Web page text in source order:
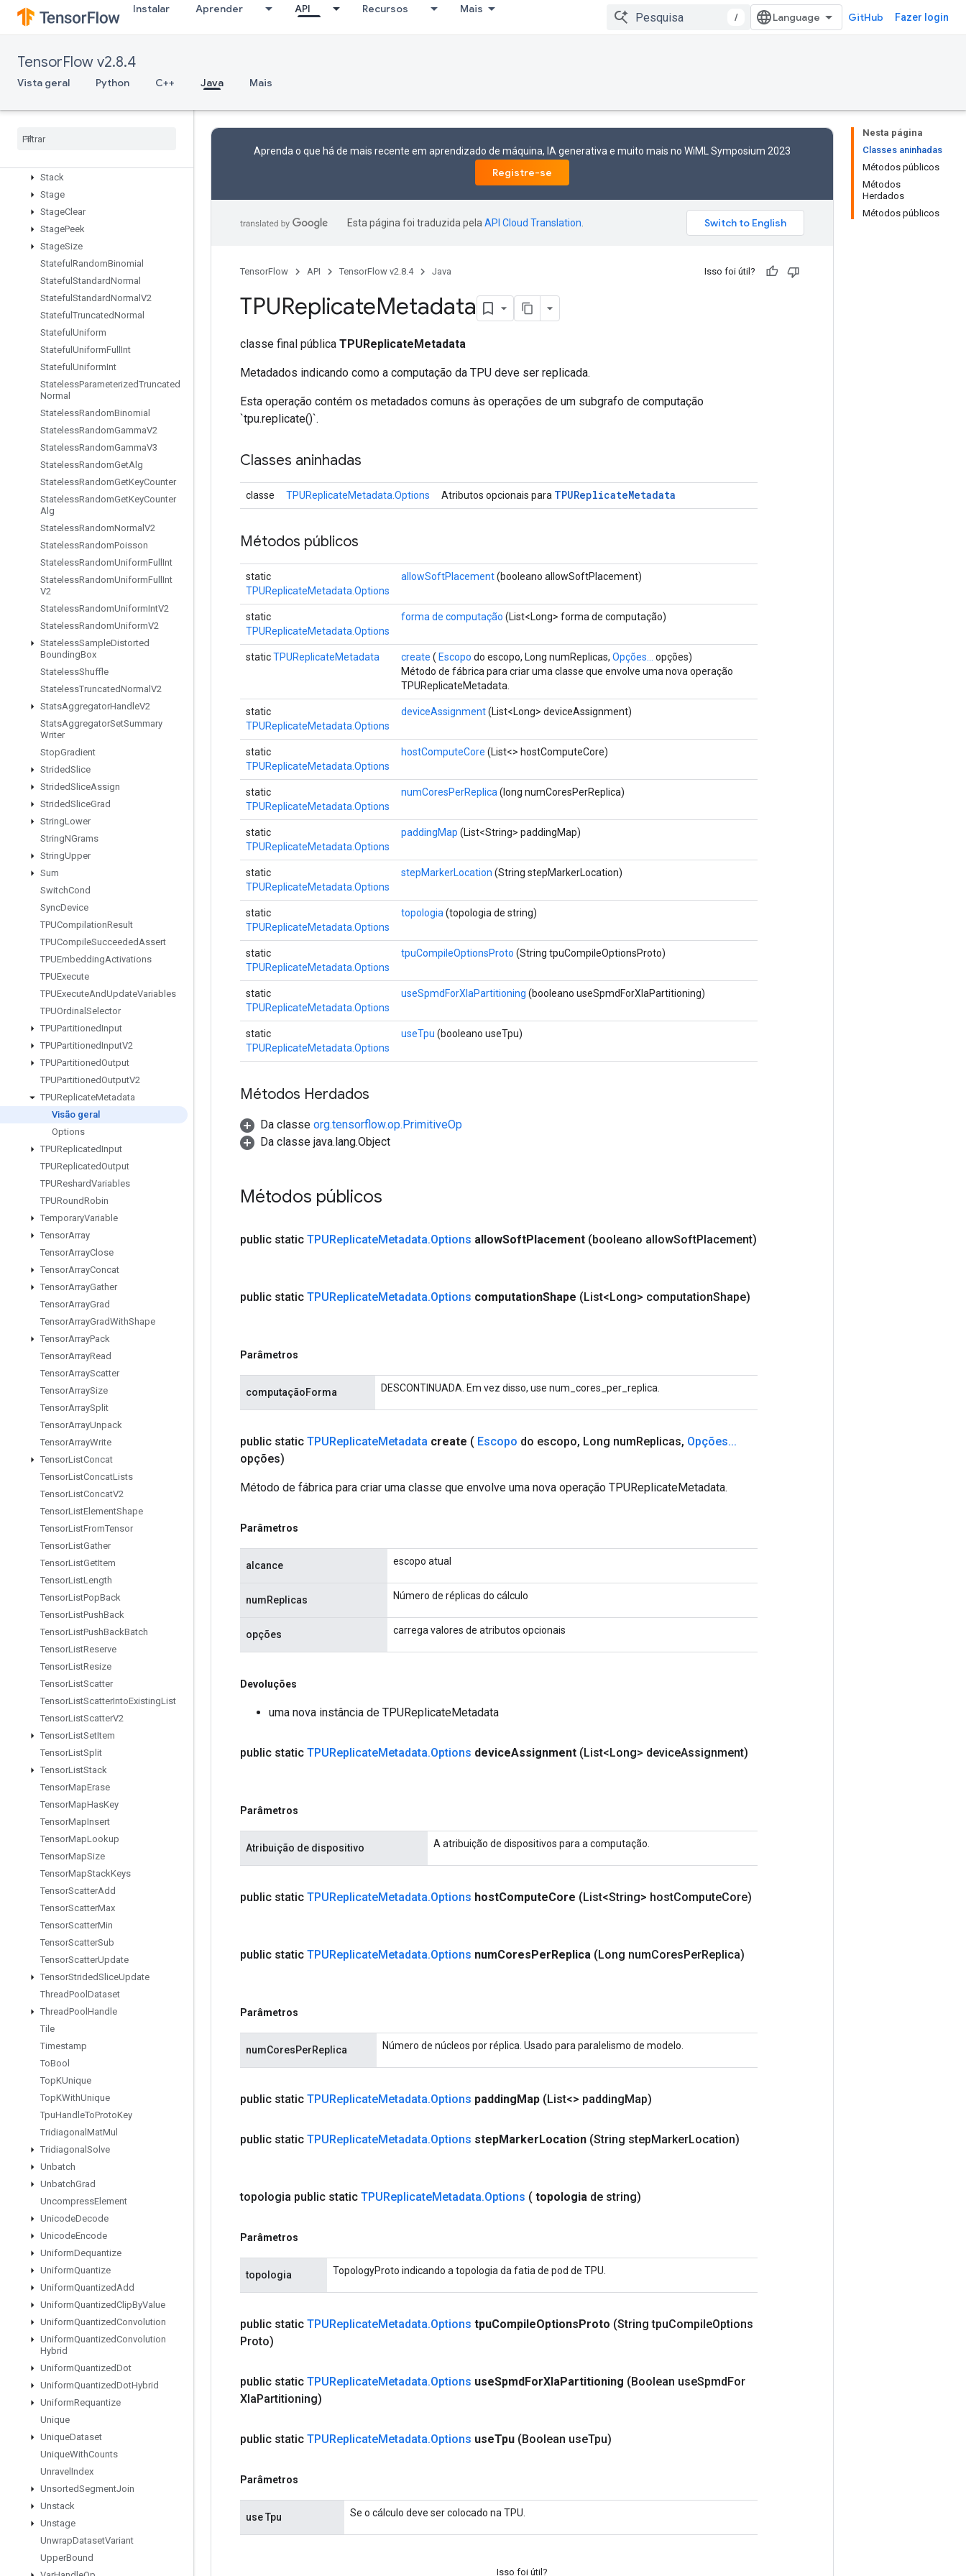
Instalar Aprender API Recursos Mais
/ GitHub Fazer login
TensorFlow v2.8.4
Vista geral Python C++ Java Mais
SparseMatrixSparseMatMul
SparseMatrixTranspose
SparseSegmentSumGrad
Spence
Split
Split
Stack
Stage
StageClear
StagePeek
StageSize
Stateful RandomBinomial
Stateful StandardNormal
Stateful StandardNormal V2
Stateful TruncatedNormal
Stateful Uniform
Stateful UniformFull Int
Stateful UniformInt
StatelessParameterizedTruncated
Normal
StatelessRandomBinomial
StatelessRandomGammaV2
StatelessRandomGammaV3
StatelessRandomGetAlg
StatelessRandomGetKeyCounter
StatelessRandomGetKeyCounter
Alg
StatelessRandomNormal V2
StatelessRandomPoisson
StatelessRandomUniformFull Int
StatelessRandomUniformFull Int
V2
StatelessRandomUniformIntV2
StatelessRandomUniformV2
StatelessSampleDistorted
BoundingBox
StatelessShuffle
StatelessTruncatedNormal V2
StatsAggregatorHandleV2
StatsAggregatorSetSummary
Writer
StopGradient
StridedSlice
StridedSliceAssign
StridedSliceGrad
StringLower
StringNGrams
StringUpper
Sum
SwitchCond
SyncDevice
TPUCompilationResult
TPUCompileSucceededAssert
TPUEmbeddingActivations
TPUExecute
TPUExecuteAndUpdateVariables
TPUOrdinal Selector
TPUPartitionedInput
TPUPartitionedInputV2
TPUPartitionedOutput
TPUPartitionedOutputV2
TPUReplicateMetadata
Visão geral
Options
TPUReplicatedInput
TPUReplicatedOutput
TPUReshardVariables
TPURoundRobin
TemporaryVariable
TensorArray
TensorArrayClose
TensorArrayConcat
TensorArrayGather
TensorArrayGrad
TensorArrayGradWithShape
TensorArrayPack
TensorArrayRead
TensorArrayScatter
TensorArraySize
TensorArraySplit
TensorArrayUnpack
TensorArrayWrite
TensorListConcat
TensorListConcatLists
TensorListConcatV2
TensorListElementShape
TensorListFromTensor
TensorListGather
TensorListGetItem
TensorListLength
TensorListPopBack
TensorListPushBack
TensorListPushBackBatch
TensorListReserve
TensorListResize
TensorListScatter
TensorListScatterIntoExistingList
TensorListScatterV2
TensorListSetItem
TensorListSplit
TensorListStack
TensorMapErase
TensorMapHasKey
TensorMapInsert
TensorMapLookup
TensorMapSize
TensorMapStackKeys
TensorScatterAdd
TensorScatterMax
TensorScatterMin
TensorScatterSub
TensorScatterUpdate
TensorStridedSliceUpdate
ThreadPool Dataset
ThreadPool Handle
Tile
Timestamp
ToBool
TopKUnique
TopKWithUnique
TpuHandleToProtoKey
Tridiagonal MatMul
Tridiagonal Solve
Unbatch
UnbatchGrad
UncompressElement
UnicodeDecode
UnicodeEncode
UniformDequantize
UniformQuantize
UniformQuantizedAdd
UniformQuantizedClipByValue
UniformQuantizedConvolution
UniformQuantizedConvolution
Hybrid
UniformQuantizedDot
UniformQuantizedDotHybrid
UniformRequantize
Unique
UniqueDataset
UniqueWithCounts
Unravel Index
UnsortedSegmentJoin
Unstack
Unstage
UnwrapDatasetVariant
UpperBound
Nesta página
Classes aninhadas
Métodos públicos
Métodos
Herdados
Métodos públicos
Aprenda o que há de mais recente em aprendizado de máquina, IA generativa e muito mais no WiML Symposium 2023
Registre-se
Esta página foi traduzida pela API Cloud Translation
TensorFlow API TensorFlow v2.8.4 Java Isso foi útil?
TPUReplicateMetadata
classe final pública TPUReplicateMetadata
Metadados indicando como a computação da TPU deve ser replicada.
Esta operação contém os metadados comuns às operações de um subgrafo de computação
`tpu.replicate()`.
Classes aninhadas
classe TPUReplicateMetadata.Options Atributos opcionais para TPUReplicateMetadata
Métodos públicos
static
TPUReplicateMetadata.Options
allowSoftPlacement(booleano allowSoftPlacement)
static
TPUReplicateMetadata.Options
forma de computação (List<Long> forma de computação)
staticTPUReplicateMetadata create ( Escopo do escopo, Long numReplicas, Opções...
opções)
Método de fábrica para criar uma classe que envolve uma nova operação
TPUReplicateMetadata.
static
TPUReplicateMetadata.Options
deviceAssignment(List<Long> deviceAssignment)
static
TPUReplicateMetadata.Options
hostComputeCore (List<> hostComputeCore)
static
TPUReplicateMetadata.Options
numCoresPerReplica (long numCoresPerReplica)
static
TPUReplicateMetadata.Options
paddingMap (List<String> paddingMap)
static
TPUReplicateMetadata.Options
stepMarkerLocation (String stepMarkerLocation)
static
TPUReplicateMetadata.Options
topologia (topologia de string)
static
TPUReplicateMetadata.Options
tpuCompileOptionsProto (String tpuCompileOptionsProto)
static
TPUReplicateMetadata.Options
useSpmdForXlaPartitioning (booleano useSpmdForXlaPartitioning)
static
TPUReplicateMetadata.Options
useTpu (booleano useTpu)
Métodos Herdados
Da classe org.tensorflow.op.PrimitiveOp
Da classe java.lang.Object
Métodos públicos
public static TPUReplicateMetadata.Options allowSoftPlacement (booleano allowSoftPlacement)
public static TPUReplicateMetadata.Options computationShape (List<Long> computationShape)
Parâmetros
computaçãoForma DESCONTINUADA. Em vez disso, use num_cores_per_replica.
public static TPUReplicateMetadata create ( Escopo do escopo, Long numReplicas, Opções...
opções)
Método de fábrica para criar uma classe que envolve uma nova operação TPUReplicateMetadata.
Parâmetros
alcance escopo atual
numReplicas Número de réplicas do cálculo
opções carrega valores de atributos opcionais
Devoluções
uma nova instância de TPUReplicateMetadata
public static TPUReplicateMetadata.Options deviceAssignment (List<Long> deviceAssignment)
Parâmetros
Atribuição de dispositivo A atribuição de dispositivos para a computação.
public static TPUReplicateMetadata.Options hostComputeCore (List<String> hostComputeCore)
public static TPUReplicateMetadata.Options numCoresPerReplica (Long numCoresPerReplica)
Parâmetros
numCoresPerReplica Número de núcleos por réplica. Usado para paralelismo de modelo.
public static TPUReplicateMetadata.Options paddingMap (List<> paddingMap)
public static TPUReplicateMetadata.Options stepMarkerLocation (String stepMarkerLocation)
topologia public static TPUReplicateMetadata.Options ( topologia de string)
Parâmetros
topologia TopologyProto indicando a topologia da fatia de pod de TPU.
public static TPUReplicateMetadata.Options tpuCompileOptionsProto (String tpuCompileOptions
Proto)
public static TPUReplicateMetadata.Options useSpmdForXlaPartitioning (Boolean useSpmdFor
XlaPartitioning)
public static TPUReplicateMetadata.Options useTpu (Boolean useTpu)
Parâmetros
use Tpu Se o cálculo deve ser colocado na TPU.
Isso foi útil?